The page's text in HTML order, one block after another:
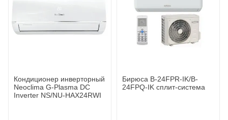
Кондиционер инверторный
Neoclima G-Plasma DC
Inverter NS/NU-HAX24RWI
Бирюса B-24FPR-IK/B-
24FPQ-IK сплит-система